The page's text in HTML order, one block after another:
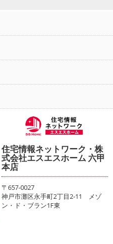
住宅情報ネットワーク・株
式会社エスエスホーム 六甲
本店
〒657-0027
神戸市灘区永手町2丁目2-11 メゾ
ン・ド・ブラン1F東